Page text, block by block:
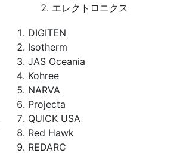
エレクトロニクス
DIGITEN
Isotherm
JAS Oceania
Kohree
NARVA
Projecta
QUICK USA
Red Hawk
REDARC